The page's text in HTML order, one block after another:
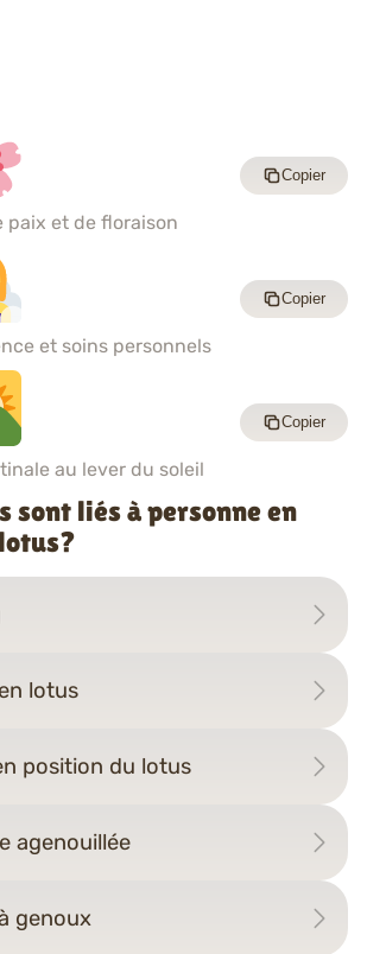
paix et de floraison
Copier
et soins personnels
Copier
au lever du soleil
Copier
sont liés à personne en
lotus
position du lotus
agenouillée
genoux